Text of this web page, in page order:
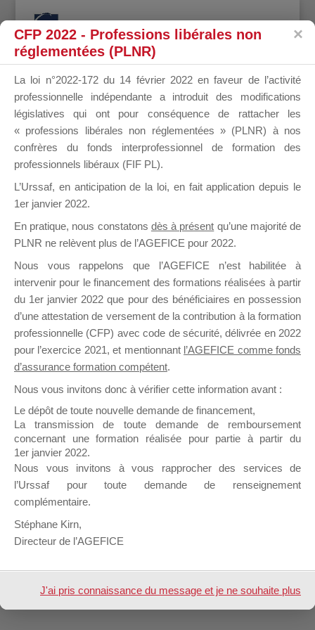
Profil Groupes 0 Forums
Afficher
Inscription
Prénom
lannemezan
Design de
WordPress
CFP 2022 - Professions libérales non
réglementées (PLNR)
La loi n°2022-172 du 14 février 2022 en faveur de l’activité
professionnelle indépendante a introduit des modifications
législatives qui ont pour conséquence de rattacher les
« professions libérales non réglementées » (PLNR) à nos
confrères du fonds interprofessionnel de formation des
professionnels libéraux (FIF PL).
L’Urssaf, en anticipation de la loi, en fait application depuis le
1er janvier 2022.
En pratique, nous constatons dès à présent qu’une majorité de
PLNR ne relèvent plus de l’AGEFICE pour 2022.
Nous vous rappelons que l’AGEFICE n’est habilitée à
intervenir pour le financement des formations réalisées à partir
du 1er janvier 2022 que pour des bénéficiaires en possession
d’une attestation de versement de la contribution à la formation
professionnelle (CFP) avec code de sécurité, délivrée en 2022
pour l’exercice 2021, et mentionnant l’AGEFICE comme fonds
d’assurance formation compétent.
Nous vous invitons donc à vérifier cette information avant :
Le dépôt de toute nouvelle demande de financement,
La transmission de toute demande de remboursement
concernant une formation réalisée pour partie à partir du
1er janvier 2022.
Nous vous invitons à vous rapprocher des services de
l’Urssaf pour toute demande de renseignement
complémentaire.
Stéphane Kirn,
Directeur de l’AGEFICE
J'ai pris connaissance du message et je ne souhaite plus